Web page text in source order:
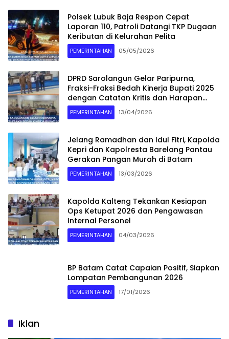
Polsek Lubuk Baja Respon Cepat
Laporan 110, Patroli Datangi TKP Dugaan
Keributan di Kelurahan Pelita
PEMERINTAHAN 05/05/2026
DPRD Sarolangun Gelar Paripurna,
Fraksi-Fraksi Bedah Kinerja Bupati 2025
dengan Catatan Kritis dan Harapan
Baru
PEMERINTAHAN 13/04/2026
Jelang Ramadhan dan Idul Fitri, Kapolda
Kepri dan Kapolresta Barelang Pantau
Gerakan Pangan Murah di Batam
PEMERINTAHAN 13/03/2026
Kapolda Kalteng Tekankan Kesiapan
Ops Ketupat 2026 dan Pengawasan
Internal Personel
PEMERINTAHAN 04/03/2026
BP Batam Catat Capaian Positif, Siapkan
Lompatan Pembangunan 2026
PEMERINTAHAN 17/01/2026
Iklan